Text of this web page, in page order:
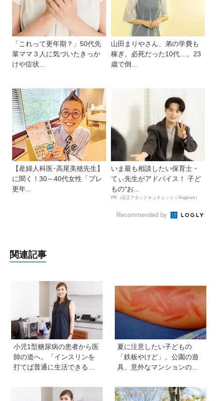
「これって更年期？」50代先
輩ママ３人に気づいたきっか
けや症状...
山田まりやさん、弟の学費も
稼ぎ、必死だった10代…。23
歳で倒...
【産婦人科医･高尾美穂先生】
に聞く！30～40代女性「プレ
更年...
いま最も相談したい保育士・
てぃ先生がアドバイス！ 子ど
もの“お...
PR（花王アタックキュキュット｜Hugkum）
Recommended by
関連記事
小児1型糖尿病の患者から医
師の道へ。「インスリンを
打てば普通に生活できる」
い、専門医を目指すように
夏に注意したい子どもの
「鉄板やけど」。公園の遊
具、意外なマンションの設
意点と対応【専門医監修】